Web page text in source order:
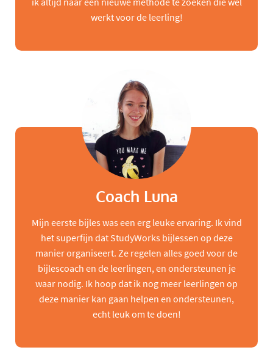
werkt voor de leerling!
Coach Luna
Mijn eerste bijles was een erg leuke ervaring. Ik vind
het superfijn dat StudyWorks bijlessen op deze
manier organiseert. Ze regelen alles goed voor de
bijlescoach en de leerlingen, en ondersteunen je
waar nodig. Ik hoop dat ik nog meer leerlingen op
deze manier kan gaan helpen en ondersteunen,
echt leuk om te doen!